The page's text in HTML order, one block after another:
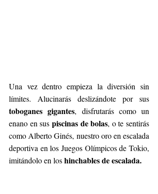
Una vez dentro empieza la diversión sin
toboganes gigantes, disfrutarás como un
enano en sus piscinas de bolas, o te sentirás
como Alberto Ginés, nuestro oro en escalada
deportiva en los Juegos Olímpicos de Tokio,
imitándolo en los hinchables de escalada.